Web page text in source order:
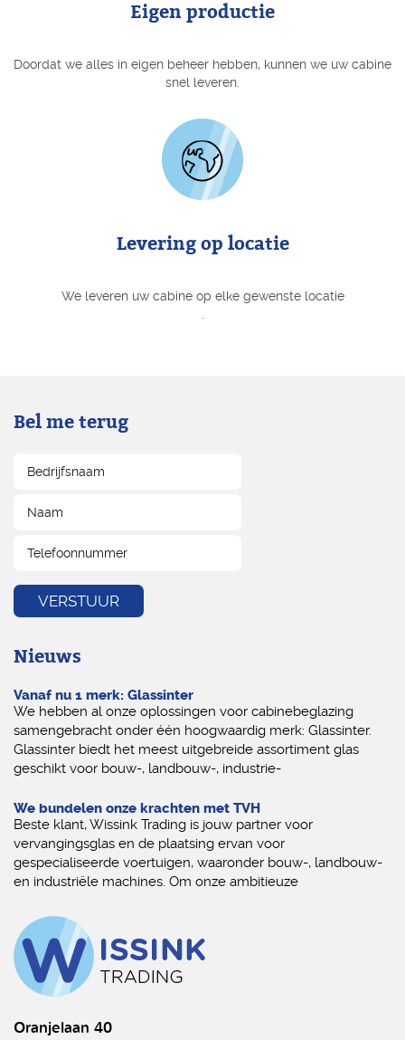
Eigen productie
Doordat we alles in eigen beheer hebben, kunnen we uw cabine
snel leveren.
Levering op locatie
We leveren uw cabine op elke gewenste locatie
Bel me terug
Nieuws
Vanaf nu 1 merk: Glassinter
We hebben al onze oplossingen voor cabinebeglazing
samengebracht onder één hoogwaardig merk: Glassinter.
Glassinter biedt het meest uitgebreide assortiment glas
geschikt voor bouw-, landbouw-, industrie-
We bundelen onze krachten met TVH
Beste klant, Wissink Trading is jouw partner voor
vervangingsglas en de plaatsing ervan voor
gespecialiseerde voertuigen, waaronder bouw-, landbouw-
en industriële machines. Om onze ambitieuze
Oranjelaan 40